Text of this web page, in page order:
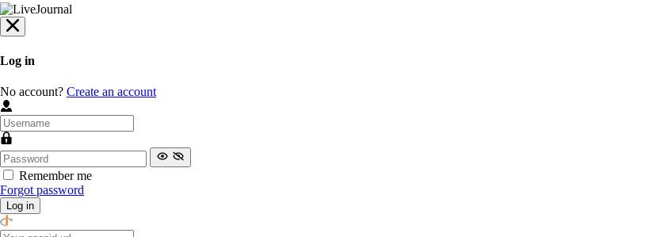
Log in
No account? Create an account
Remember me
Forgot password
Log in